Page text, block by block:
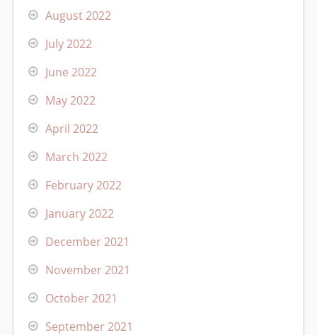
August 2022
July 2022
June 2022
May 2022
April 2022
March 2022
February 2022
January 2022
December 2021
November 2021
October 2021
September 2021